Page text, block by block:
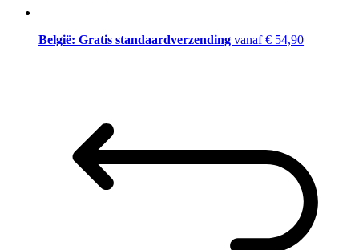
België: Gratis standaardverzending vanaf € 54,90